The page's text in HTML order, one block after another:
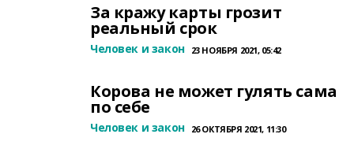
За кражу карты грозит
реальный срок
Человек и закон 23 НОЯБРЯ 2021, 05:42
Корова не может гулять сама
по себе
Человек и закон 26 ОКТЯБРЯ 2021, 11:30